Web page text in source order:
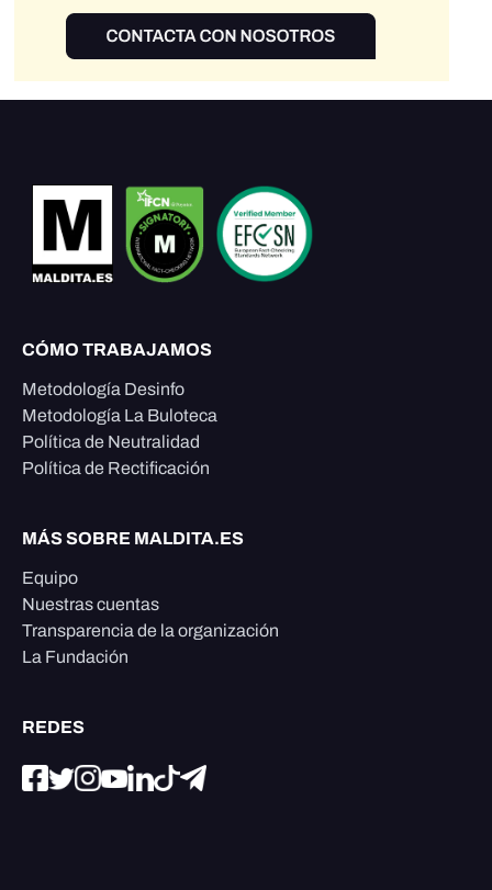
CÓMO TRABAJAMOS
Metodología Desinfo
Metodología La Buloteca
Política de Neutralidad
Política de Rectificación
MÁS SOBRE MALDITA.ES
Equipo
Nuestras cuentas
Transparencia de la organización
La Fundación
REDES